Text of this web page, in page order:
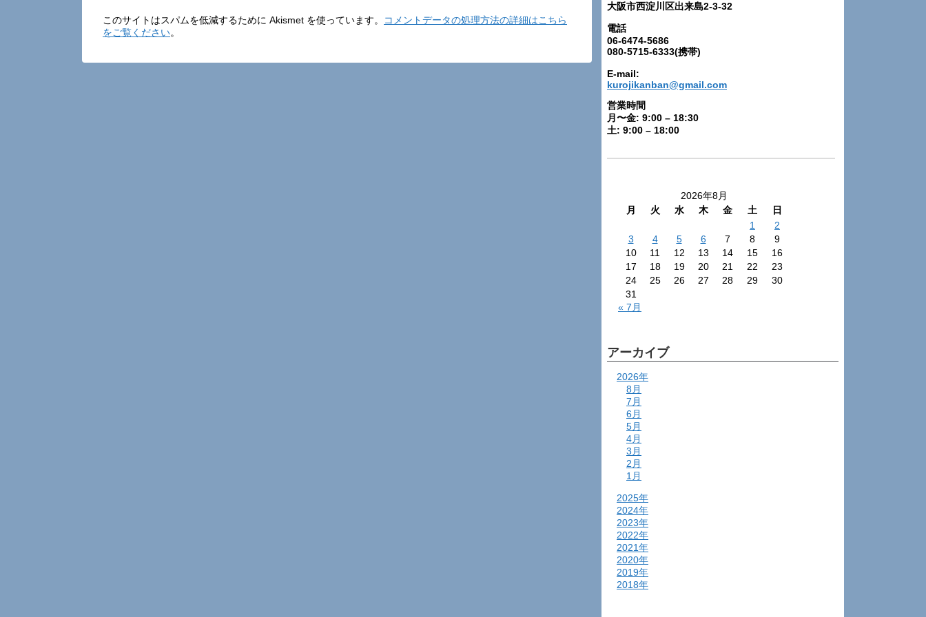
このサイトはスパムを低減するために Akismet を使っています。
コメントデータの処理方法の詳細はこちら
をご覧ください。
大阪市西淀川区出来島2-3-32
電話
06-6474-5686
080-5715-6333(携帯)
E-mail:
kurojikanban@gmail.com
営業時間
月〜金: 9:00 – 18:30
土: 9:00 – 18:00
2026年8月
月
火 水 木 金 土
日
1
2
3
4 5 6 7 8
9
10
11 12 13 14 15
16
17
18 19 20 21 22
23
24
25 26 27 28 29
30
31
« 7月
アーカイブ
2026年
8月
7月
6月
5月
4月
3月
2月
1月
2025年
2024年
2023年
2022年
2021年
2020年
2019年
2018年